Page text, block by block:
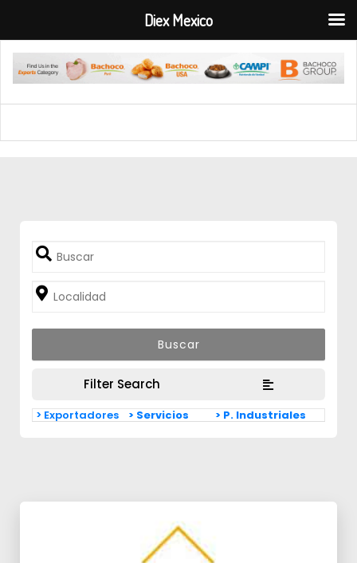
Filter Search
> Exportadores > Servicios > P. Industriales
Diex Mexico